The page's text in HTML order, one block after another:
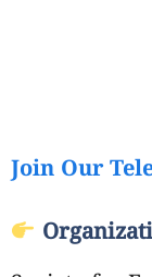
Join Our